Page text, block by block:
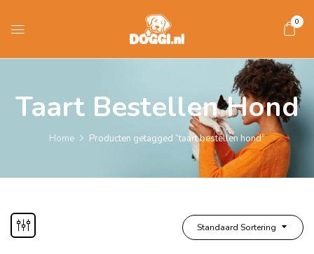
0
Taart Bestellen Hond
Home Producten getagged “taart bestellen hond”
Standaard Sortering